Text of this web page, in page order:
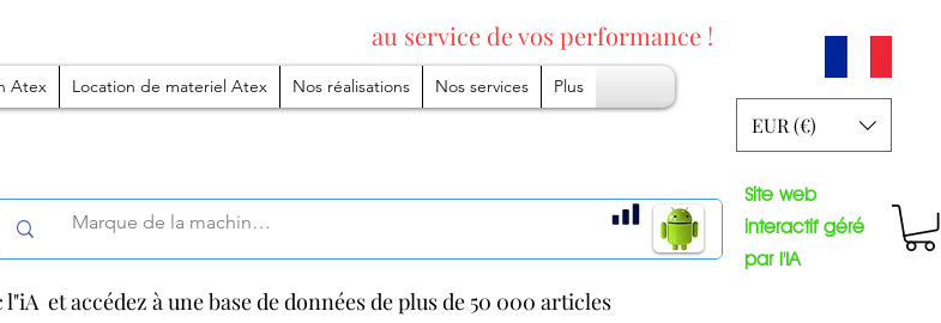
Atex Location de materiel Atex Nos réalisations Nos services Plus
EUR (€)
au service de vos performance !
l"iA et accédez à une base de données de plus de 50 000 articles
Site web
interactif géré
par l'IA